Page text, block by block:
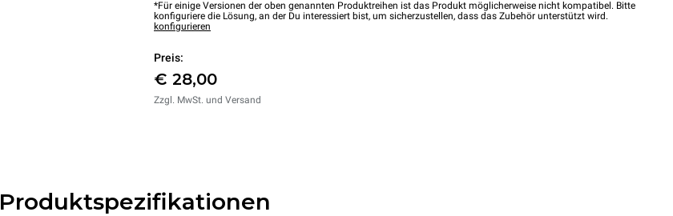
*Für einige Versionen der oben genannten Produktreihen ist das Produkt möglicherweise nicht kompatibel. Bitte
konfiguriere die Lösung, an der Du interessiert bist, um sicherzustellen, dass das Zubehör unterstützt wird.
konfigurieren
Preis:
€ 28,00
Zzgl. MwSt. und Versand
Produktspezifikationen